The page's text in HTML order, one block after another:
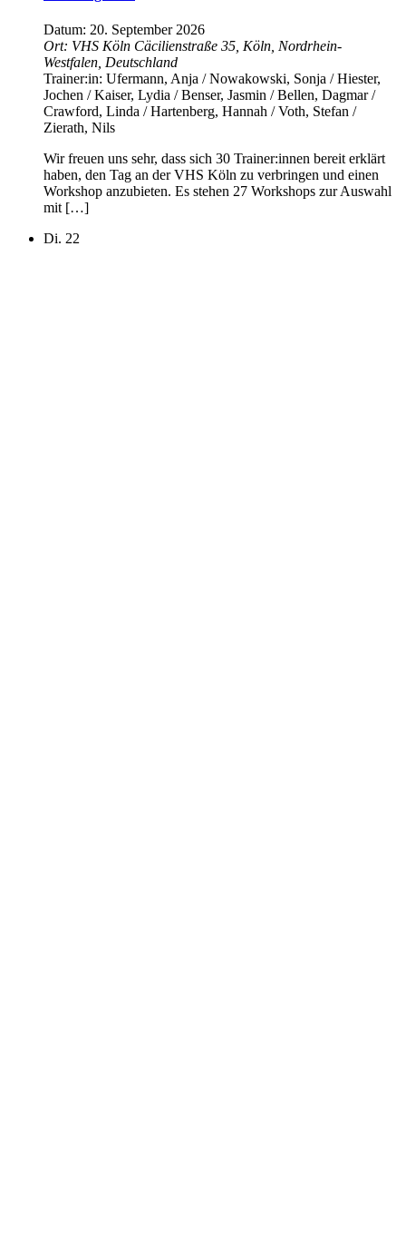
Datum: 20. September 2026
Ort: VHS Köln Cäcilienstraße 35, Köln, Nordrhein-
Westfalen, Deutschland
Trainer:in: Ufermann, Anja / Nowakowski, Sonja / Hiester,
Jochen / Kaiser, Lydia / Benser, Jasmin / Bellen, Dagmar /
Crawford, Linda / Hartenberg, Hannah / Voth, Stefan /
Zierath, Nils
Wir freuen uns sehr, dass sich 30 Trainer:innen bereit erklärt
haben, den Tag an der VHS Köln zu verbringen und einen
Workshop anzubieten. Es stehen 27 Workshops zur Auswahl
mit […]
Di. 22